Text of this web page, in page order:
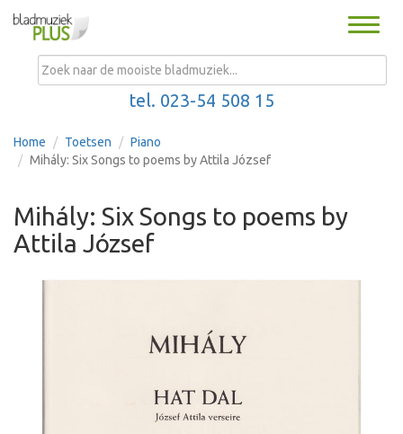
Toggle
tel. 023-54 508 15
MENU
Home Toetsen
Piano
Mihály: Six Songs to poems by Attila József
Mihály: Six Songs to poems by
Attila József